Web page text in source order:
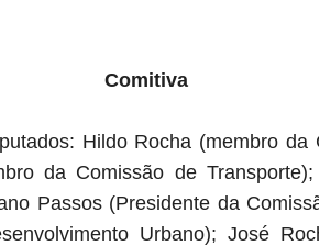
Comitiva
Hildo Rocha (membro da
da Comissão de
Passos (Presidente da
Urbano); José